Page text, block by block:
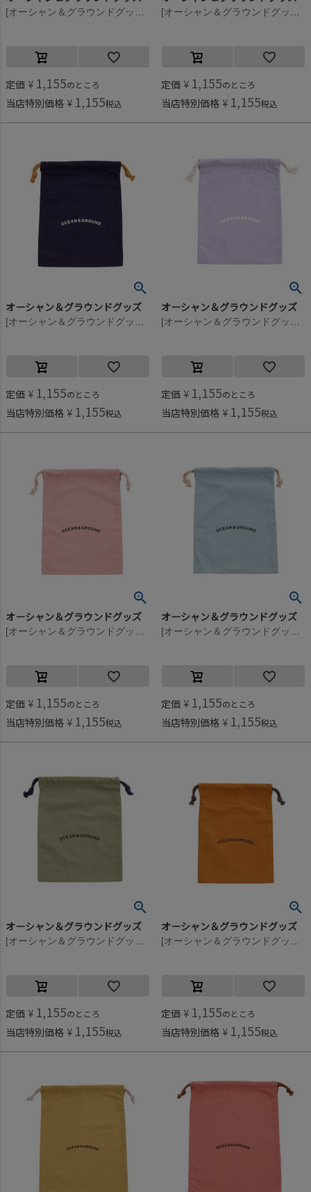
定価 ¥ 1,155のところ
当店特別価格 ¥ 1,155税込
定価 ¥ 1,155のところ
当店特別価格 ¥ 1,155税込
オーシャン＆グラウンドグッズ
定価 ¥ 1,155のところ
当店特別価格 ¥ 1,155税込
オーシャン＆グラウンドグッズ
定価 ¥ 1,155のところ
当店特別価格 ¥ 1,155税込
オーシャン＆グラウンドグッズ
定価 ¥ 1,155のところ
当店特別価格 ¥ 1,155税込
オーシャン＆グラウンドグッズ
定価 ¥ 1,155のところ
当店特別価格 ¥ 1,155税込
オーシャン＆グラウンドグッズ
定価 ¥ 1,155のところ
当店特別価格 ¥ 1,155税込
オーシャン＆グラウンドグッズ
定価 ¥ 1,155のところ
当店特別価格 ¥ 1,155税込